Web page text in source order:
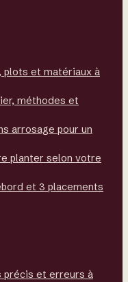
plots et matériaux à
méthodes et
arrosage pour un
planter selon votre
et 3 placements
précis et erreurs à